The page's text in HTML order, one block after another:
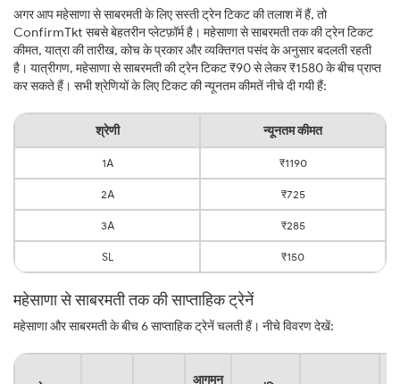
अगर आप महेसाणा से साबरमती के लिए सस्ती ट्रेन टिकट की तलाश में हैं, तो
ConfirmTkt सबसे बेहतरीन प्लेटफ़ॉर्म है। महेसाणा से साबरमती तक की ट्रेन टिकट
कीमत, यात्रा की तारीख, कोच के प्रकार और व्यक्तिगत पसंद के अनुसार बदलती रहती
है। यात्रीगण, महेसाणा से साबरमती की ट्रेन टिकट ₹90 से लेकर ₹1580 के बीच प्राप्त
कर सकते हैं। सभी श्रेणियों के लिए टिकट की न्यूनतम कीमतें नीचे दी गयी हैं:
श्रेणी न्यूनतम कीमत
1A ₹1190
2A ₹725
3A ₹285
SL ₹150
महेसाणा से साबरमती तक की साप्ताहिक ट्रेनें
महेसाणा और साबरमती के बीच 6 साप्ताहिक ट्रेनें चलती हैं। नीचे विवरण देखें:
आगमन